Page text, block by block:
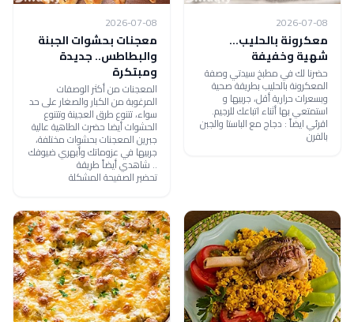
2026-07-08
معكرونة بالحليب...
شهية وخفيفة
حضرنا لك في مطبخ سيدتي وصفة
المعكرونة بالحليب بطريقة صحية
وبسعرات حرارية أقل، جربيها و
استمتعي بها أثناء اتباعك للرجيم.
اقرئي ايضاً : دجاج مع الباستا والجبن
بالفرن
2026-07-08
معجنات بحشوات الجبنة
والبطاطس.. جديدة
ومبتكرة
المعجنات من أكثر الوصفات
المرغوبة من الكبار والصغار على حد
سواء، تتنوع طرق العجينة وتتنوع
الحشوات أيضا حضرت الطاهية عالية
جبرين المعجنات بحشوات مختلفة،
جربيها في عزوماتك وأبهري ضيوفك
.. شاهدي أيضاً طريقة
تحضير الصفيحة المشكلة